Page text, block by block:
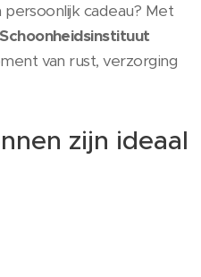
cadeau? Met
van rust, verzorging
zijn ideaal